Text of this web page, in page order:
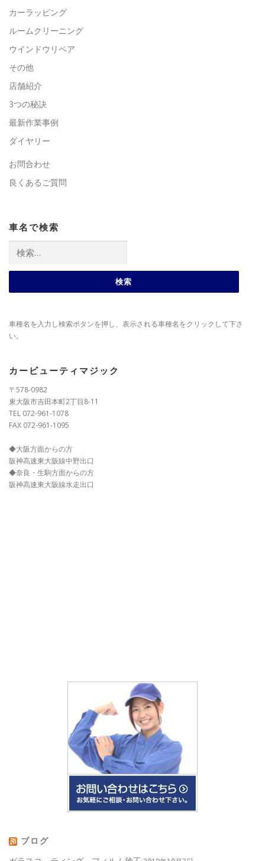
カーラッピング
ルームクリーニング
ウインドウリペア
その他
店舗紹介
3つの秘訣
最新作業事例
ダイヤリー
お問合わせ
良くあるご質問
車名で検索
索:
車種名を入力し検索ボタンを押し、表示される車種名をクリックして下さ
い。
カービューティマジック
〒578-0982
東大阪市吉田本町2丁目8-11
TEL 072-961-1078
FAX 072-961-1095
◆大阪方面からの方
阪神高速東大阪線中野出口
◆奈良・生駒方面からの方
阪神高速東大阪線水走出口
ブログ